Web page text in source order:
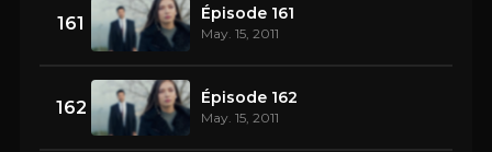
161 Épisode 161
May. 15, 2011
162 Épisode 162
May. 15, 2011